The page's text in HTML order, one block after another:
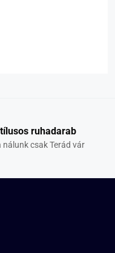
ruhadarab
nálunk csak Terád vár